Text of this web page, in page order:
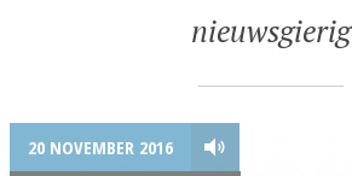
nieuwsgierig
20 NOVEMBER 2016